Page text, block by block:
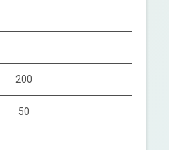
200
50